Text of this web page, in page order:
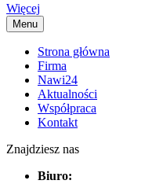
Więcej
Menu
Strona główna
Firma
Nawi24
Aktualności
Współpraca
Kontakt
Znajdziesz nas
Biuro: